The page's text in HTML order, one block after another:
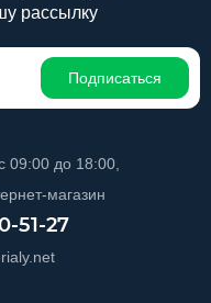
рассылку
Подписаться
09:00 до 18:00,
магазин
51-27